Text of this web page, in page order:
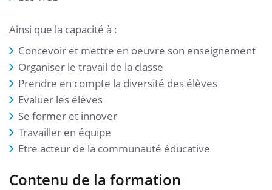
Ainsi que la capacité à :
Concevoir et mettre en oeuvre son enseignement
Organiser le travail de la classe
Prendre en compte la diversité des élèves
Evaluer les élèves
Se former et innover
Travailler en équipe
Etre acteur de la communauté éducative
Contenu de la formation